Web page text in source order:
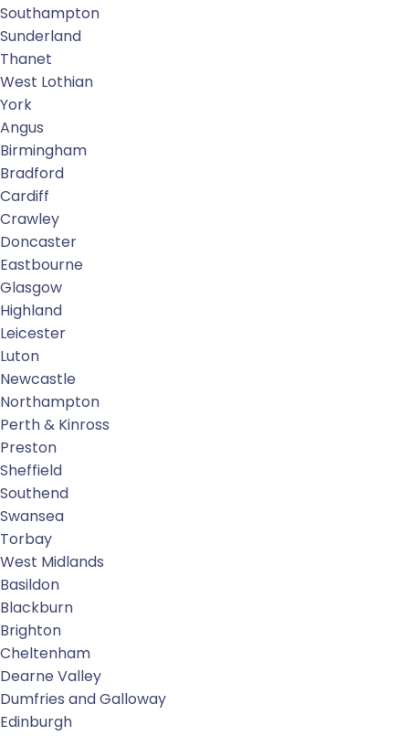
Southampton
Sunderland
Thanet
West Lothian
York
Angus
Birmingham
Bradford
Cardiff
Crawley
Doncaster
Eastbourne
Glasgow
Highland
Leicester
Luton
Newcastle
Northampton
Perth & Kinross
Preston
Sheffield
Southend
Swansea
Torbay
West Midlands
Basildon
Blackburn
Brighton
Cheltenham
Dearne Valley
Dumfries and Galloway
Edinburgh